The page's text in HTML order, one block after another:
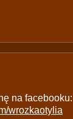
na facebooku:
wrozkaotylia